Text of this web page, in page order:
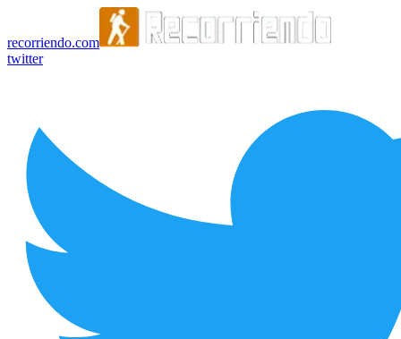
recorriendo.com
twitter